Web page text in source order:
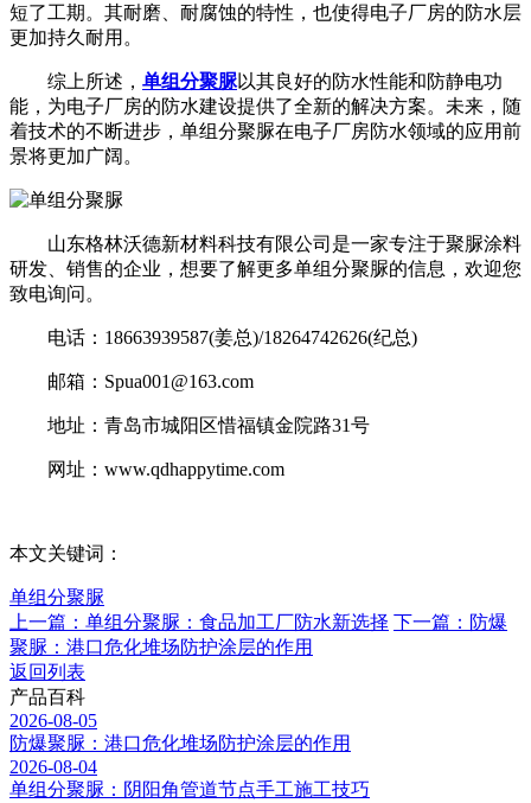
短了工期。其耐磨、耐腐蚀的特性，也使得电子厂房的防水层
更加持久耐用。
综上所述， 单组分聚脲以其良好的防水性能和防静电功
能，为电子厂房的防水建设提供了全新的解决方案。未来，随
着技术的不断进步，单组分聚脲在电子厂房防水领域的应用前
景将更加广阔。
山东格林沃德新材料科技有限公司是一家专注于聚脲涂料
研发、销售的企业，想要了解更多单组分聚脲的信息，欢迎您
致电询问。
电话：18663939587(姜总)/18264742626(纪总)
邮箱：Spua001@163.com
地址：青岛市城阳区惜福镇金院路31号
网址：www.qdhappytime.com
本文关键词：
单组分聚脲
上一篇：单组分聚脲：食品加工厂防水新选择 下一篇：防爆
聚脲：港口危化堆场防护涂层的作用
返回列表
产品百科
2026-08-05
防爆聚脲：港口危化堆场防护涂层的作用
2026-08-04
单组分聚脲：阴阳角管道节点手工施工技巧